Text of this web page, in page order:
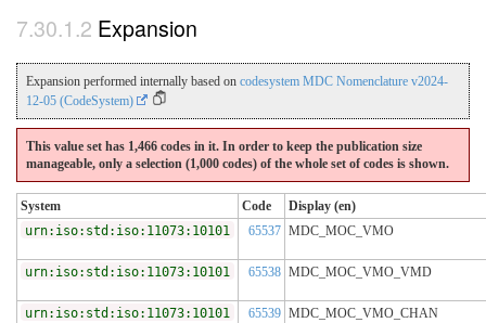
Expansion
Expansion performed internally based on codesystem MDC Nomenclature v2024-
12-05 (CodeSystem)
This value set has 1,466 codes in it. In order to keep the publication size
manageable, only a selection (1,000 codes) of the whole set of codes is shown.
System Code
Display (en)
urn:iso:std:iso:11073:10101
65537 MDC_MOC_VMO
urn:iso:std:iso:11073:10101 65538 MDC_MOC_VMO_VMD
urn:iso:std:iso:11073:10101 65539 MDC_MOC_VMO_CHAN